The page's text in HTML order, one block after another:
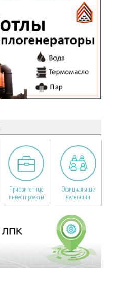
Приоритетные
инвестпроекты
Официальные
делегации